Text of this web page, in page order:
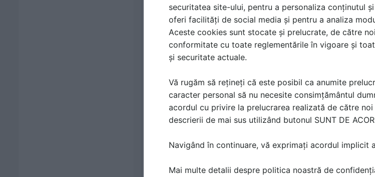
securitatea site-ului, pentru a personaliza conținutul
oferi facilități de social media și pentru a analiza
Aceste cookies sunt stocate și prelucrate, de către
conformitate cu toate reglementările în vigoare și
și securitate actuale.
Vă rugăm să rețineți că este posibil ca anumite
caracter personal să nu necesite consimțământul
acordul cu privire la prelucrarea realizată de către
descrierii de mai sus utilizând butonul SUNT DE
Navigând în continuare, vă exprimați acordul implicit
Mai multe detalii despre politica noastră de